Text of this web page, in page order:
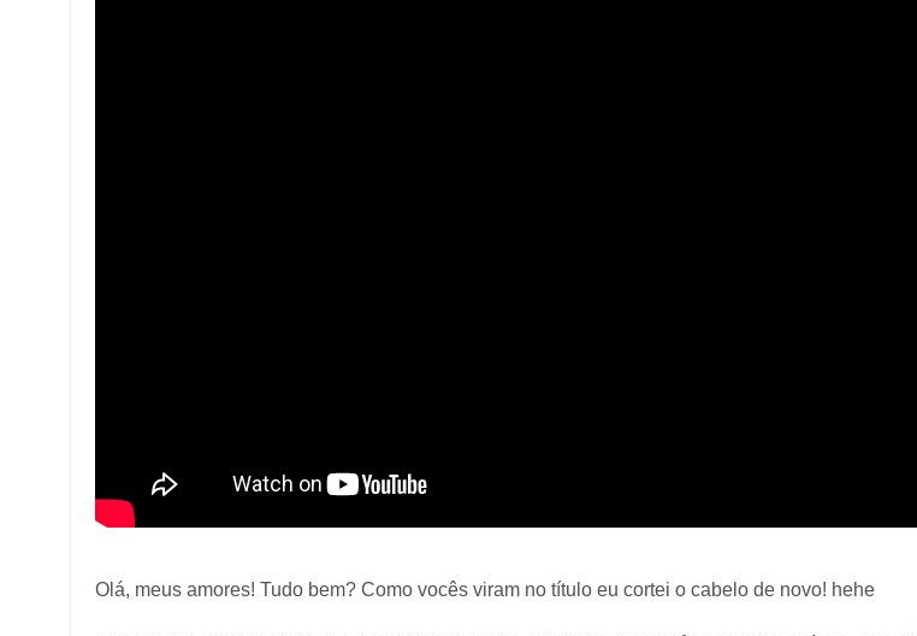
Olá, meus amores! Tudo bem? Como vocês viram no título eu cortei o cabelo de novo! hehe